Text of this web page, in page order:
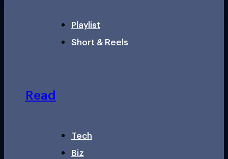
Playlist
Short & Reels
Read
Tech
Biz